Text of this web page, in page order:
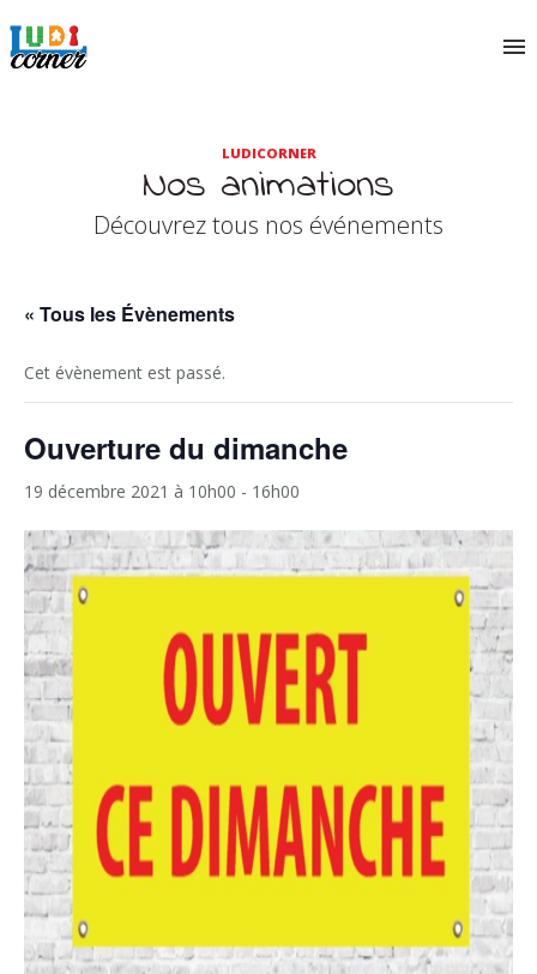
LUDICORNER
Nos animations
Découvrez tous nos événements
« Tous les Évènements
Cet évènement est passé.
Ouverture du dimanche
19 décembre 2021 à 10h00 - 16h00